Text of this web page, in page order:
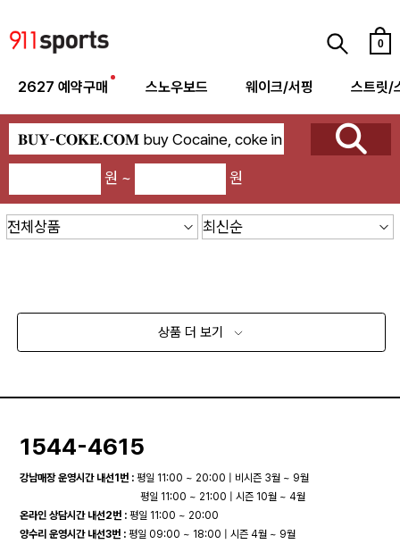
0
2627 예약구매 스노우보드 웨이크/서핑 스트릿/
원 ~ 원
상품 더 보기
1544-4615
강남매장 운영시간 내선1번 : 평일 11:00 ~ 20:00 | 비시즌 3월 ~ 9월
평일 11:00 ~ 21:00 | 시즌 10월 ~ 4월
온라인 상담시간 내선2번 : 평일 11:00 ~ 20:00
양수리 운영시간 내선3번 : 평일 09:00 ~ 18:00 | 시즌 4월 ~ 9월